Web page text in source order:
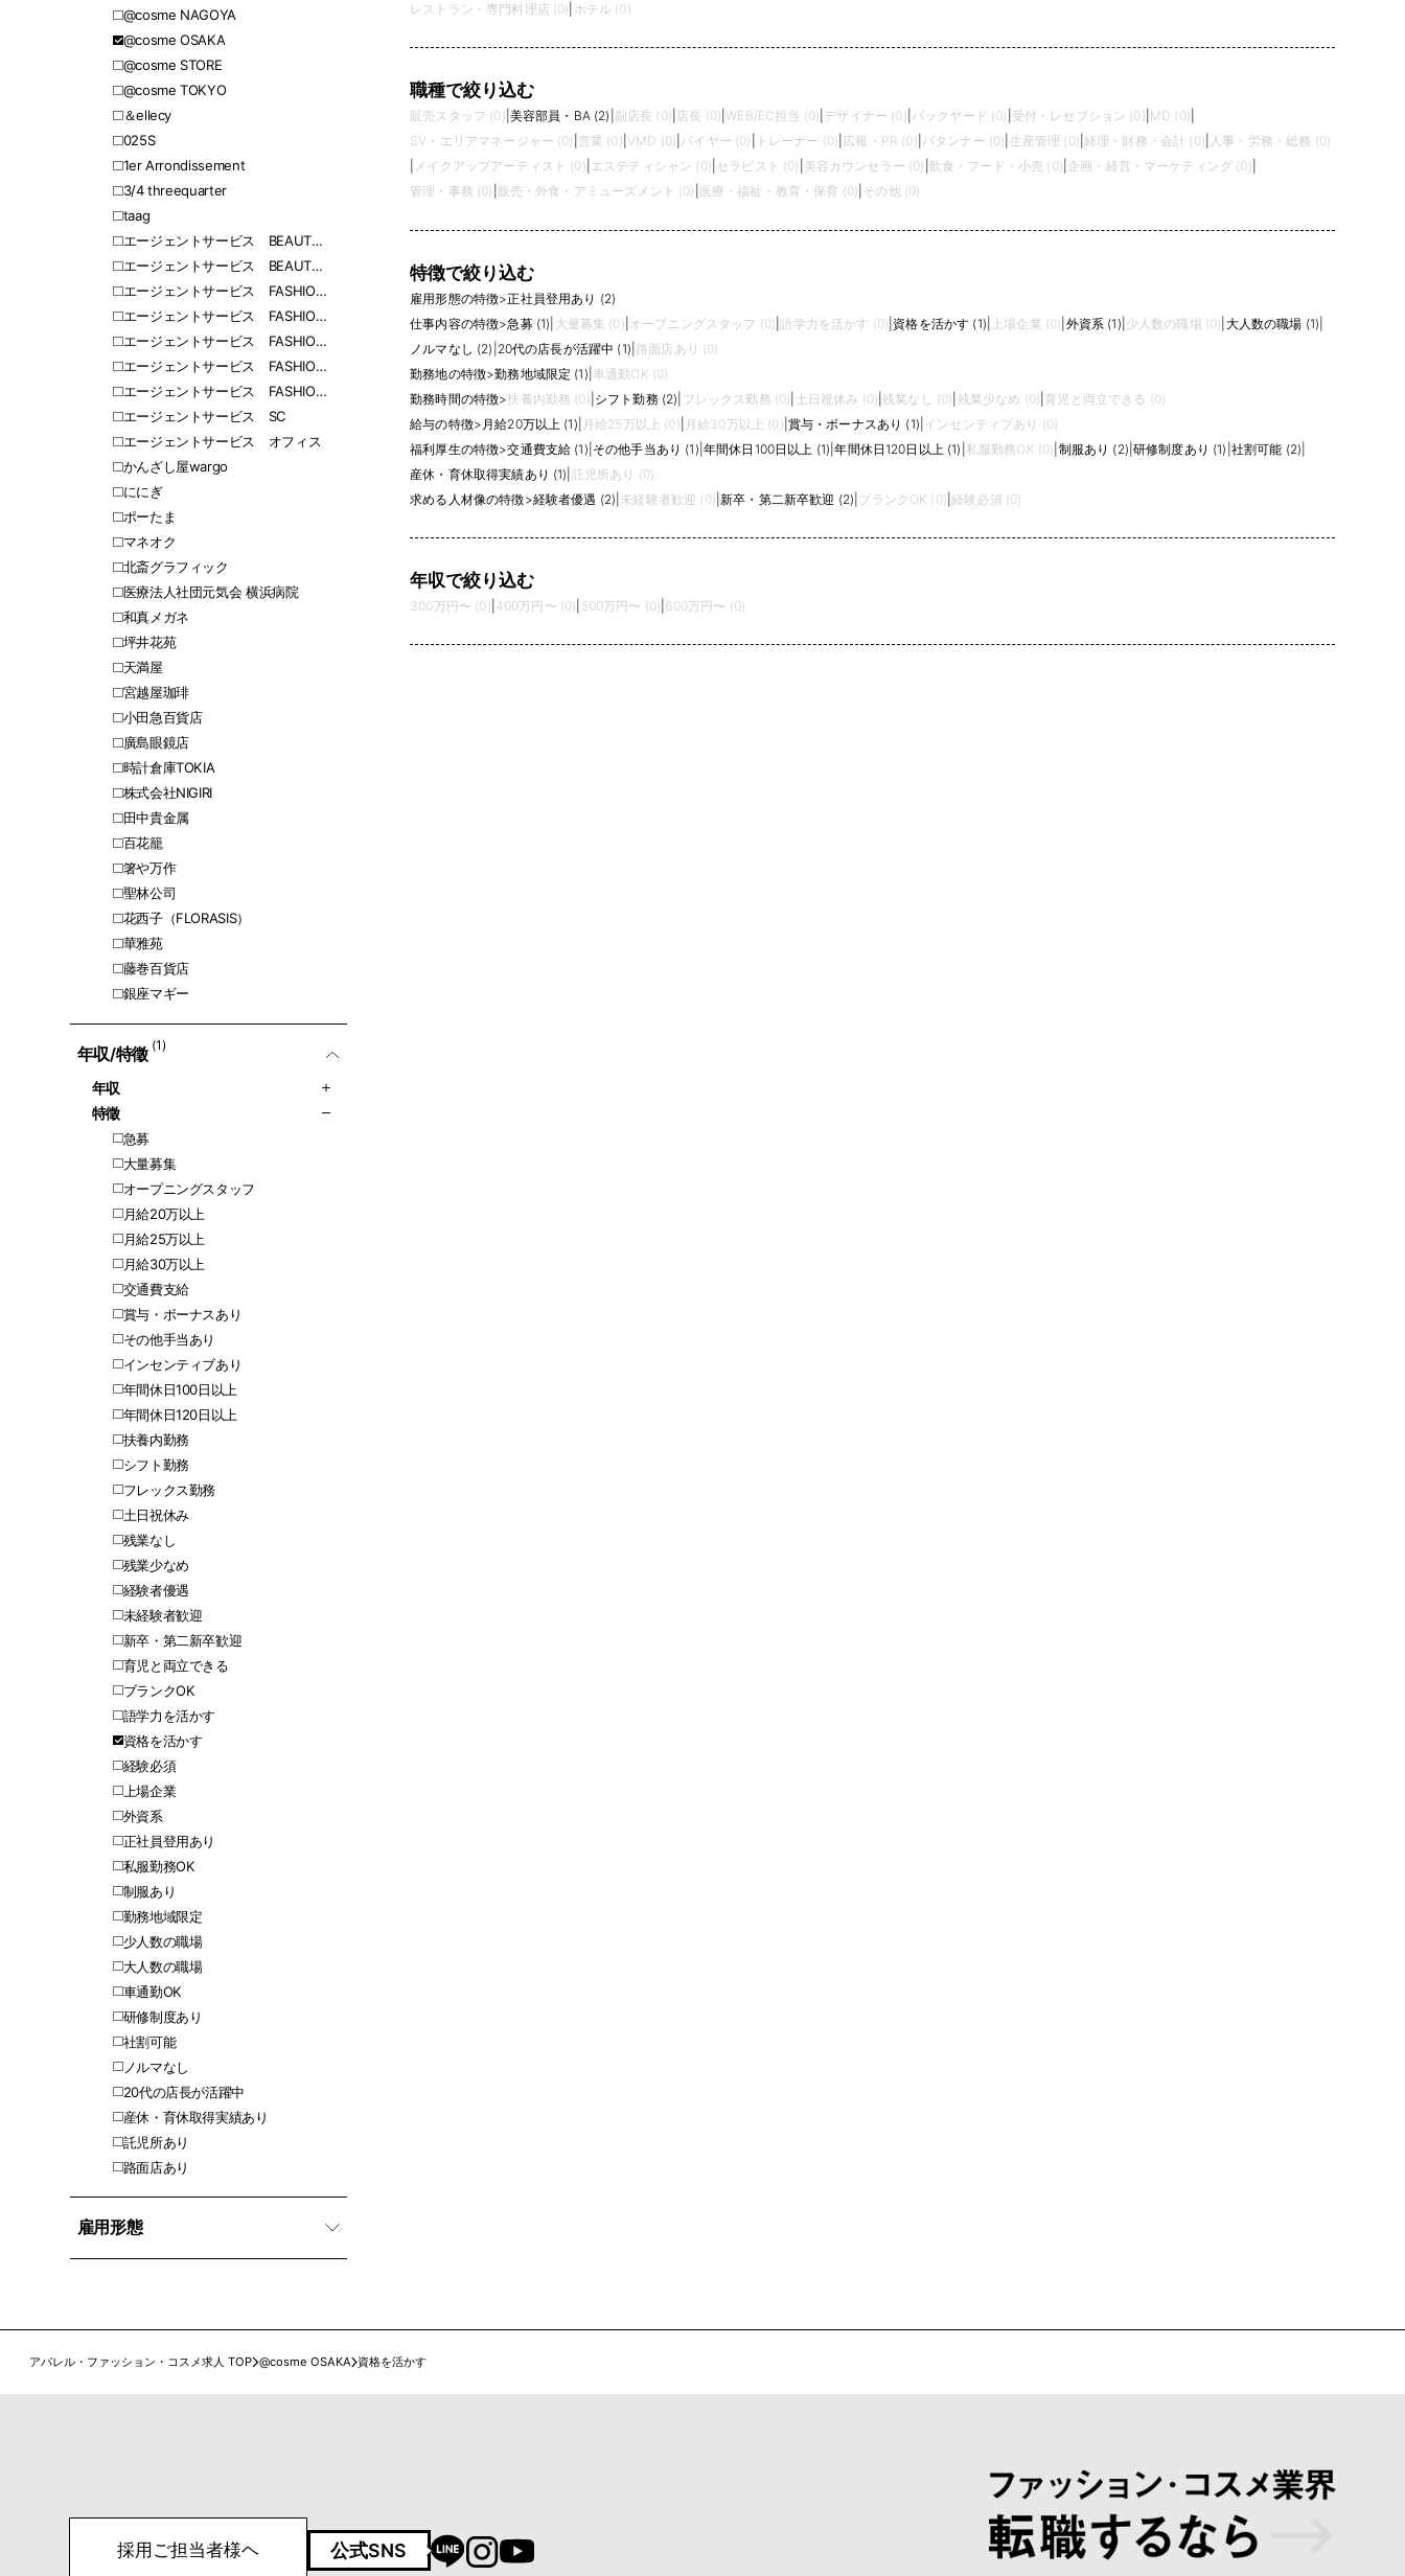
@cosme NAGOYA
@cosme OSAKA
@cosme STORE
@cosme TOKYO
＆ellecy
025S
1er Arrondissement
3/4 threequarter
​​taag
エージェントサービス BEAUTY 東日本
エージェントサービス BEAUTY 西日本
エージェントサービス FASHION 北海道
エージェントサービス FASHION 愛知
エージェントサービス FASHION 福岡
エージェントサービス FASHION 関東
エージェントサービス FASHION 関西
エージェントサービス SC
エージェントサービス オフィス
かんざし屋wargo
ににぎ
ポーたま
マネオク
北斎グラフィック
医療法人社団元気会 横浜病院
和真メガネ
坪井花苑
天満屋
宮越屋珈琲
小田急百貨店
廣島眼鏡店
時計倉庫TOKIA
株式会社NIGIRI
田中貴金属
百花籠
箸や万作
聖林公司
花西子（FLORASIS）
華雅苑
藤巻百貨店
銀座マギー
年収/特徵 (1)
年収
特徵
急募
大量募集
オープニングスタッフ
月給20万以上
月給25万以上
月給30万以上
交通費支給
賞与・ボーナスあり
その他手当あり
インセンティブあり
年間休日100日以上
年間休日120日以上
扶養内勤務
シフト勤務
フレックス勤務
土日祝休み
残業なし
残業少なめ
経験者優遇
未経験者歓迎
新卒・第二新卒歓迎
育児と両立できる
ブランクOK
語学力を活かす
資格を活かす
経験必須
上場企業
外資系
正社員登用あり
私服勤務OK
制服あり
勤務地域限定
少人数の職場
大人数の職場
車通勤OK
研修制度あり
社割可能
ノルマなし
20代の店長が活躍中
産休・育休取得実績あり
託児所あり
路面店あり
雇用形態
レストラン・専門料理店 (0) ホテル (0)
職種で絞り込む
販売スタッフ (0) 美容部員・BA (2) 副店長 (0) 店長 (0) WEB/EC担当 (0) デザイナー (0) バックヤード (0) 受付・レセプション (0) MD (0)
SV・エリアマネージャー (0) 営業 (0) VMD (0) |バイヤー (0) トレーナー (0) 広報・PR (0) パタンナー (0) 生産管理 (0) |経理・財務・会計 (0) 人事・労務・総務 (0)
メイクアップアーティスト (0) エステティシャン (0) セラピスト (0) 美容カウンセラー (0) 飲食・フード・小売 (0) 企画・経営・マーケティング (0)
管理・事務 (0) 販売・外食・アミューズメント (0) 医療・福祉・教育・保育 (0) その他 (0)
特徴で絞り込む
雇用形態の特徴>正社員登用あり (2)
仕事内容の特徴>急募 (1) 大量募集 (0) オープニングスタッフ (0) |語学力を活かす (0) 資格を活かす (1) 上場企業 (0) 外資系 (1) 少人数の職場 (0) 大人数の職場 (1)
ノルマなし (2) 20代の店長が活躍中 (1) 路面店あり (0)
勤務地の特徴>勤務地域限定 (1) 車通勤OK (0)
勤務時間の特徴>扶養内勤務 (0) シフト勤務 (2) フレックス勤務 (0) 土日祝休み (0) |残業なし (0) 残業少なめ (0) 育児と両立できる (0)
給与の特徴> 月給20万以上 (1) 月給25万以上 (0) 月給30万以上 (0) 賞与・ボーナスあり (1) インセンティブあり (0)
福利厚生の特徴>交通費支給 (1) その他手当あり (1) 年間休日100日以上 (1) |年間休日120日以上 (1) 私服勤務OK (0) 制服あり (2) 研修制度あり (1) 社割可能 (2)
産休・育休取得実績あり (1) 託児所あり (0)
求める人材像の特徴>経験者優遇 (2) 未経験者歓迎 (0) |新卒・第二新卒歓迎 (2) ブランクOK (0) |経験必須 (0)
年収で絞り込む
300万円〜 (0) 400万円〜 (0) 500万円〜 (0) 600万円〜 (0)
アパレル・ファッション・コスメ求人 TOP @cosme OSAKA 資格を活かす
採用ご担当者様ヘ 公式SNS